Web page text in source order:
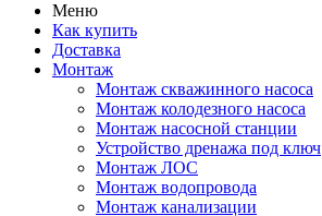
Меню
Как купить
Доставка
Монтаж
Монтаж скважинного насоса
Монтаж колодезного насоса
Монтаж насосной станции
Устройство дренажа под ключ
Монтаж ЛОС
Монтаж водопровода
Монтаж канализации